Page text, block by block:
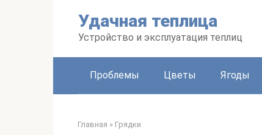
Удачная теплица
Устройство и эксплуатация теплиц
Проблемы Цветы Ягоды
Главная » Грядки